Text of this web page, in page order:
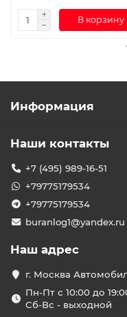
В корзину
Информация
Наши контакты
+7 (495) 989-16-51
+79775179534
+79775179534
buranlog1@yandex.ru
Наш адрес
г. Москва
Пн-Пт с 10:00 до
Сб-Вс - выходной